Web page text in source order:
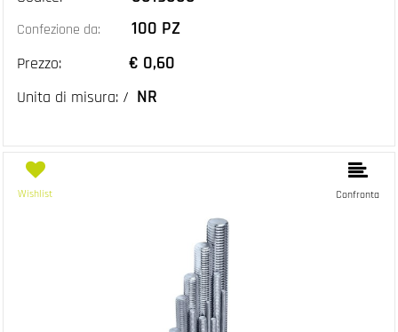
Confezione da: 100 PZ
Prezzo: € 0,60
Unita di misura: / NR
Wishlist Confronta